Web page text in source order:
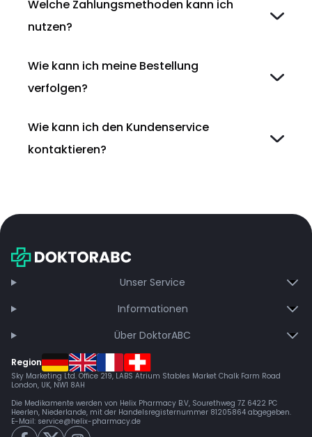
Welche Zahlungsmethoden kann ich
nutzen?
Wie kann ich meine Bestellung
verfolgen?
Wie kann ich den Kundenservice
kontaktieren?
Unser Service
Informationen
Über DoktorABC
Region
Sky Marketing Ltd. Office 219, LABS Atrium Stables Market Chalk Farm Road
London, UK, NW1 8AH
Die Medikamente werden von Helix Pharmacy B.V, Sourethweg 7Z 6422 PC
Heerlen, Niederlande, mit der Handelsregisternummer 81205864 abgegeben.
E-Mail: service@helix-pharmacy.de